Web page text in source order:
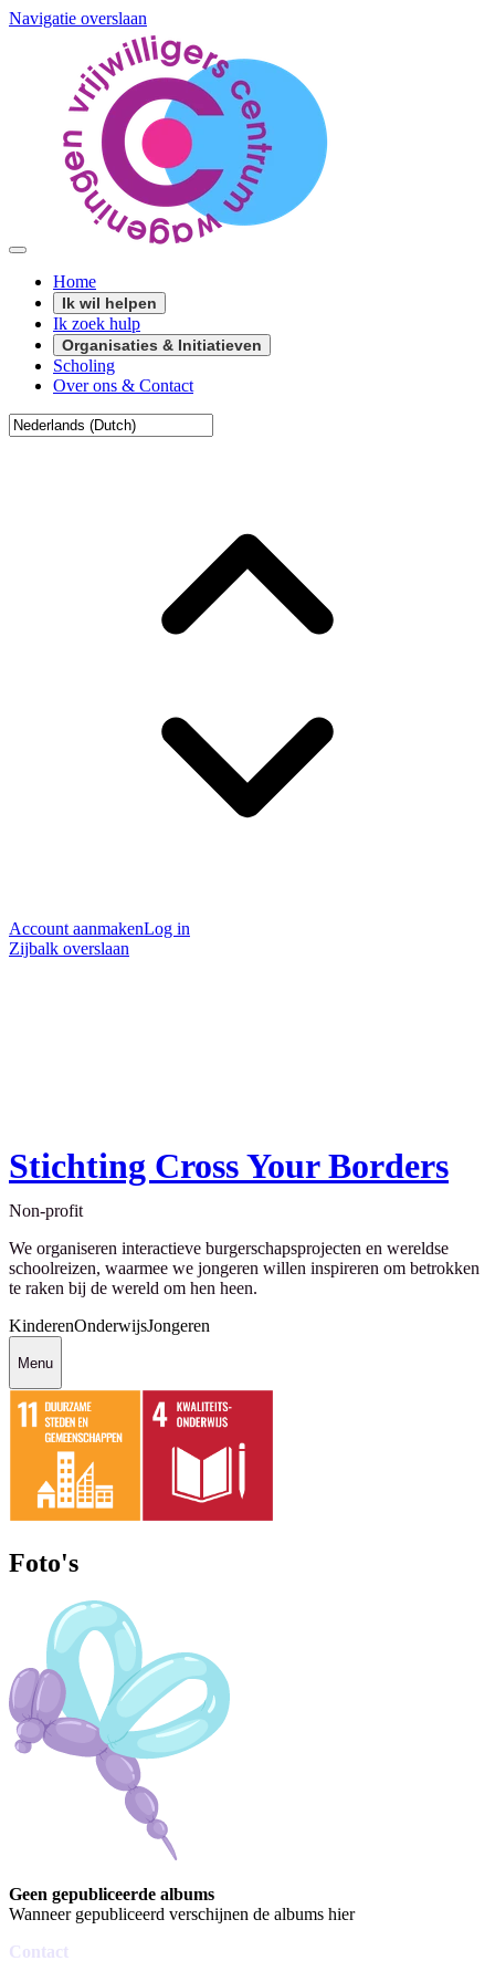
Navigatie overslaan
Home
Ik wil helpen
Ik zoek hulp
Organisaties & Initiatieven
Scholing
Over ons & Contact
Account aanmakenLog in
Zijbalk overslaan
Stichting Cross Your Borders
Non-profit
We organiseren interactieve burgerschapsprojecten en wereldse
schoolreizen, waarmee we jongeren willen inspireren om betrokken
te raken bij de wereld om hen heen.
KinderenOnderwijsJongeren
Menu
Foto's
Geen gepubliceerde albums
Wanneer gepubliceerd verschijnen de albums hier
Contact